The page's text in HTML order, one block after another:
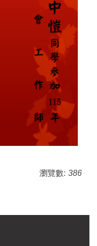
瀏覽數: 386